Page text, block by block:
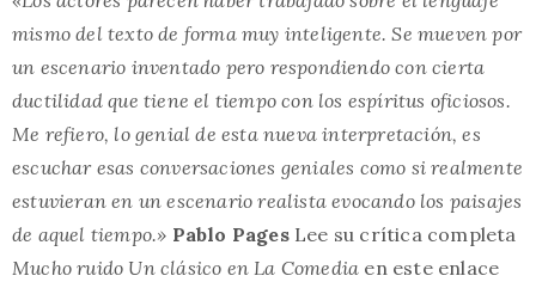
mismo del texto de forma muy inteligente. Se mueven por
un escenario inventado pero respondiendo con cierta
ductilidad que tiene el tiempo con los espíritus oficiosos.
Me refiero, lo genial de esta nueva interpretación, es
escuchar esas conversaciones geniales como si realmente
estuvieran en un escenario realista evocando los paisajes
de aquel tiempo.» Pablo Pages Lee su crítica completa
Mucho ruido Un clásico en La Comedia en este enlace